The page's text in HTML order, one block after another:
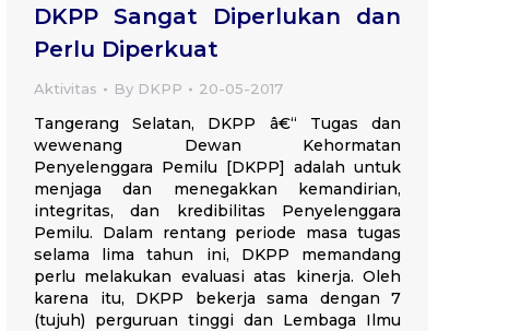
DKPP Sangat Diperlukan dan
Perlu Diperkuat
Aktivitas By DKPP 20-05-2017
Tangerang Selatan, DKPP â€“ Tugas dan
wewenang Dewan Kehormatan
Penyelenggara Pemilu [DKPP] adalah untuk
menjaga dan menegakkan kemandirian,
integritas, dan kredibilitas Penyelenggara
Pemilu. Dalam rentang periode masa tugas
selama lima tahun ini, DKPP memandang
perlu melakukan evaluasi atas kinerja. Oleh
karena itu, DKPP bekerja sama dengan 7
(tujuh) perguruan tinggi dan Lembaga Ilmu